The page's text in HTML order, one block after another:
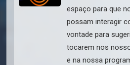
espaço para que
possam interagir
vontade para
tocarem nos
e na nossa